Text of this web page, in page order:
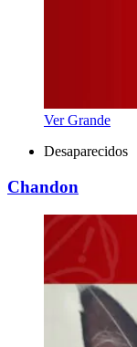
Ver Grande
Desaparecidos
Chandon